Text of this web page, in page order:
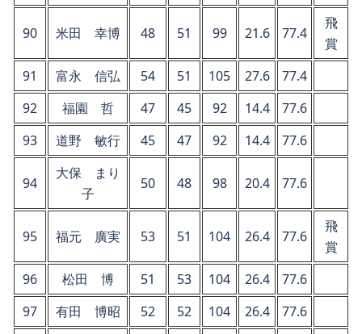
90 米田 幸博 48 51 99 21.6 77.4
飛
賞
91
富永 信弘 54 51 105 27.6
77.4
92
福園 哲 47 45 92 14.4
77.6
93
道野 敏行 45 47 92 14.4 77.6
94
大保 まり
子
50 48 98 20.4 77.6
95 福元 廣実 53 51 104 26.4 77.6
飛
賞
96
松田 博 51 53 104 26.4
77.6
97
有田 博昭 52 52 104 26.4
77.6